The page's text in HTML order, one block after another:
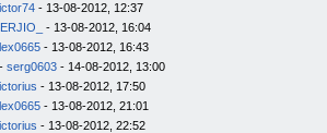
- 13-08-2012, 12:37
- 13-08-2012, 16:04
- 13-08-2012, 16:43
- serg0603 - 14-08-2012, 13:00
- 13-08-2012, 17:50
- 13-08-2012, 21:01
- 13-08-2012, 22:52